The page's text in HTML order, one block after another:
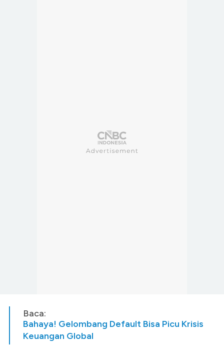
Baca:
Bahaya! Gelombang Default Bisa Picu Krisis
Keuangan Global